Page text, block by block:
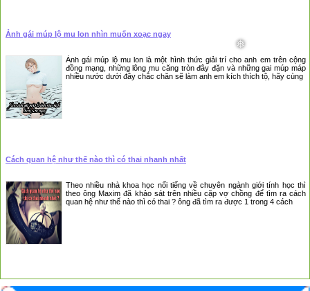
Ảnh gái múp lộ mu lon nhìn muốn xoạc ngay
Ảnh gái múp lộ mu lon là một hình thức giải trí cho anh em trên cộng
đồng mạng, những lông mu căng tròn đây đặn và những gai múp máp
nhiều nước dưới đây chắc chăn sẽ làm anh em kích thích tộ, hãy cùng
Cách quan hệ như thế nào thì có thai nhanh nhất
Theo nhiều nhà khoa học nổi tiếng về chuyên ngành giới tính học thì
theo ông Maxim đã khảo sát trên nhiều cặp vợ chồng để tìm ra cách
quan hệ như thế nào thì có thai ? ông đã tìm ra được 1 trong 4 cách